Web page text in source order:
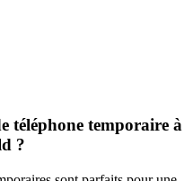
téléphone temporaire à
?